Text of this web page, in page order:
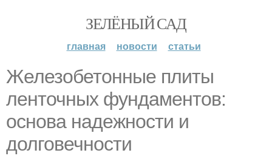
ЗЕЛЁНЫЙ САД
главная новости статьи
Железобетонные плиты
ленточных фундаментов:
основа надежности и
долговечности